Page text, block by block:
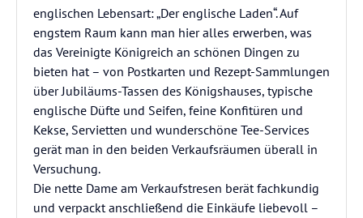
englischen Lebensart: „Der englische Laden“. Auf
engstem Raum kann man hier alles erwerben, was
das Vereinigte Königreich an schönen Dingen zu
bieten hat – von Postkarten und Rezept-Sammlungen
über Jubiläums-Tassen des Königshauses, typische
englische Düfte und Seifen, feine Konfitüren und
Kekse, Servietten und wunderschöne Tee-Services
gerät man in den beiden Verkaufsräumen überall in
Versuchung.
Die nette Dame am Verkaufstresen berät fachkundig
und verpackt anschließend die Einkäufe liebevoll –